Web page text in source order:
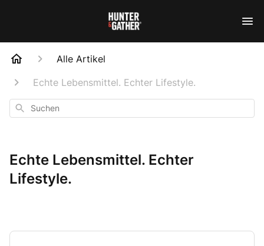
Alle Artikel
Echte Lebensmittel. Echter Lifestyle.
Suchen
Echte Lebensmittel. Echter
Lifestyle.